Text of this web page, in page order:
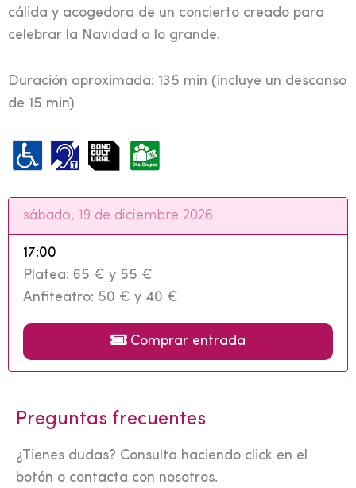
cálida y acogedora de un concierto creado para
celebrar la Navidad a lo grande.
Duración aproximada: 135 min (incluye un descanso
de 15 min)
sábado, 19 de diciembre 2026
17:00
Platea: 65 € y 55 €
Anfiteatro: 50 € y 40 €
Comprar entrada
Preguntas frecuentes
¿Tienes dudas? Consulta haciendo click en el
botón o contacta con nosotros.